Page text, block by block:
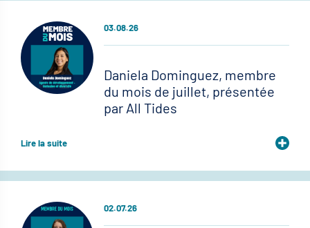
03.08.26
Daniela Dominguez, membre
du mois de juillet, présentée
par All Tides
Lire la suite
02.07.26